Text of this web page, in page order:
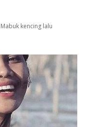
kencing lalu